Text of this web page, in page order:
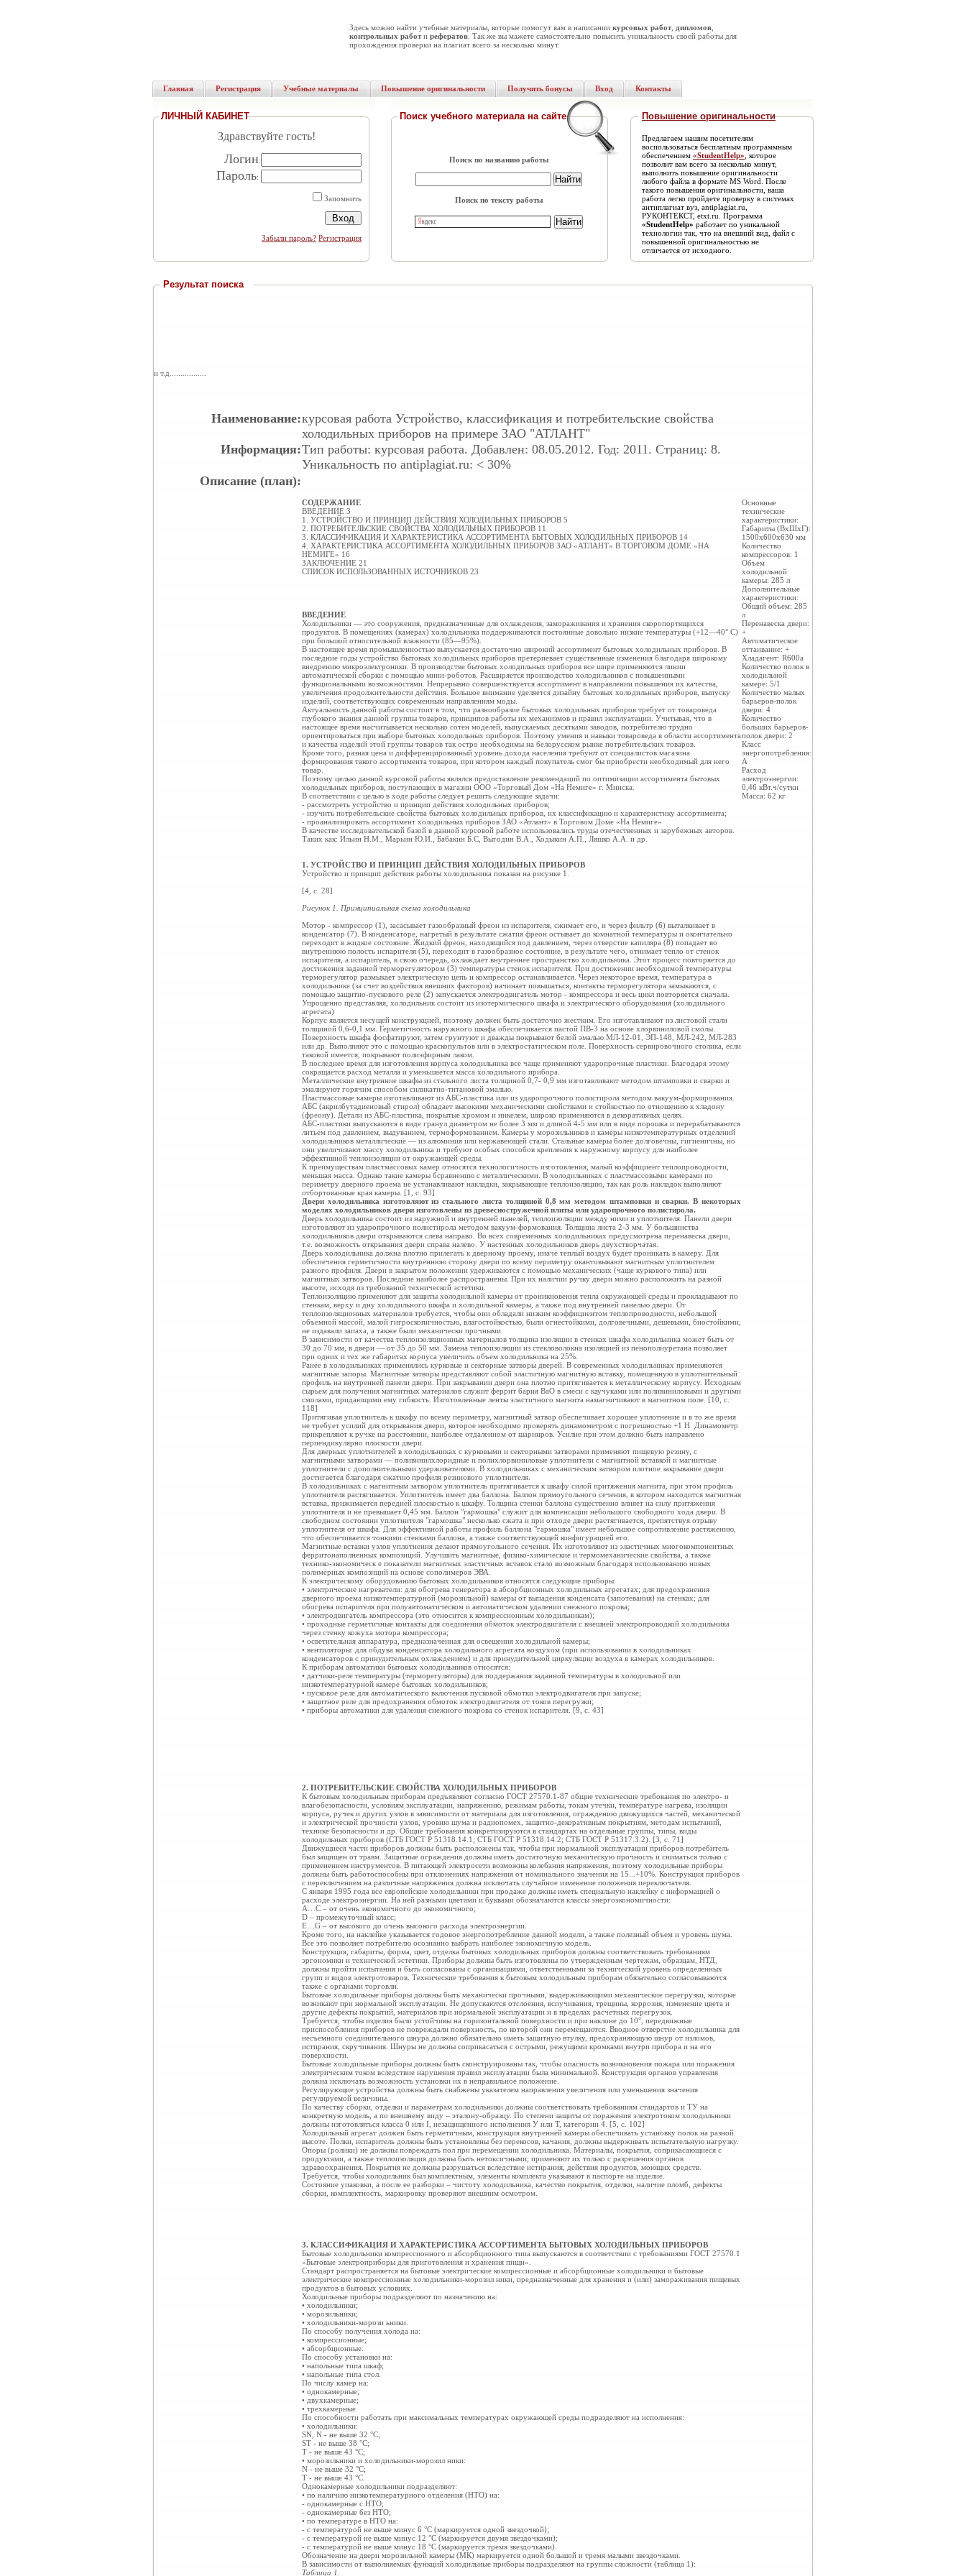
Здесь можно найти учебные материалы, которые помогут вам в написании курсовых работ, дипломов
контрольных работи рефератов . Так же вы мажете самостоятельно повысить уникальность своей работы для
прохождения проверки на плагиат всего за несколько минут.
Главная Регистрация Учебные материалы Повышение оригинальности Получить бонусы Вход Контакты
ЛИЧНЫЙ КАБИНЕТ
Здравствуйте гость!
Логин:
Пароль:
Запомнить
Забыли пароль? Регистрация
Поиск учебного материала на сайте
Поиск по названию работы
Поиск по тексту работы
Повышение оригинальности
Предлагаем нашим посетителям
воспользоваться бесплатным программным
обеспечением «StudentHelp» , которое
позволит вам всего за несколько минут,
выполнить повышение оригинальности
любого файла в формате MS Word. После
такого повышения оригинальности, ваша
работа легко пройдете проверку в системах
антиплагиат вуз, antiplagiat.ru,
РУКОНТЕКСТ, etxt.ru. Программа
«StudentHelp» работает по уникальной
технологии так, что на внешний вид, файл с
повышенной оригинальностью не
отличается от исходного.
Результат поиска
и т.д.................
Наименование:курсовая работа Устройство, классификация и потребительские свойства
холодильных приборов на примере ЗАО "АТЛАНТ"
Информация:Тип работы: курсовая работа. Добавлен: 08.05.2012. Год: 2011. Страниц: 8.
Уникальность по antiplagiat.ru: < 30%
Описание (план):
СОДЕРЖАНИЕ
ВВЕДЕНИЕ 3
1. УСТРОЙСТВО И ПРИНЦИП ДЕЙСТВИЯ ХОЛОДИЛЬНЫХ ПРИБОРОВ 5
2. ПОТРЕБИТЕЛЬСКИЕ СВОЙСТВА ХОЛОДИЛЬНЫХ ПРИБОРОВ 11
3. КЛАССИФИКАЦИЯ И ХАРАКТЕРИСТИКА АССОРТИМЕНТА БЫТОВЫХ ХОЛОДИЛЬНЫХ ПРИБОРОВ 14
4. ХАРАКТЕРИСТИКА АССОРТИМЕНТА ХОЛОДИЛЬНЫХ ПРИБОРОВ ЗАО «АТЛАНТ» В ТОРГОВОМ ДОМЕ «НА
НЕМИГЕ» 16
ЗАКЛЮЧЕНИЕ 21
СПИСОК ИСПОЛЬЗОВАННЫХ ИСТОЧНИКОВ 23
ВВЕДЕНИЕ
Холодильники — это сооружения, предназначенные для охлаждения, замораживания и хранения скоропортящихся
продуктов. В помещениях (камерах) холодильника поддерживаются постоянные довольно низкие температуры (+12—40° С)
при большой относительной влажности (85—95%).
В настоящее время промышленностью выпускается достаточно широкий ассортимент бытовых холодильных приборов. В
последние годы устройство бытовых холодильных приборов претерпевает существенные изменения благодаря широкому
внедрению микроэлектроники. В производстве бытовых холодильных приборов все шире применяются линии
автоматической сборки с помощью мини-роботов. Расширяется производство холодильников с повышенными
функциональными возможностями. Непрерывно совершенствуется ассортимент в направлении повышения их качества,
увеличения продолжительности действия. Большое внимание уделяется дизайну бытовых холодильных приборов, выпуску
изделий, соответствующих современным направлениям моды.
Актуальность данной работы состоит в том, что разнообразие бытовых холодильных приборов требует от товароведа
глубокого знания данной группы товаров, принципов работы их механизмов и правил эксплуатации. Учитывая, что в
настоящее время насчитывается несколько сотен моделей, выпускаемых десятками заводов, потребителю трудно
ориентироваться при выборе бытовых холодильных приборов. Поэтому умения и навыки товароведа в области ассортимента
и качества изделий этой группы товаров так остро необходимы на белорусском рынке потребительских товаров.
Кроме того, разная цена и дифференцированный уровень дохода населения требуют от специалистов магазина
формирования такого ассортимента товаров, при котором каждый покупатель смог бы приобрести необходимый для него
товар.
Поэтому целью данной курсовой работы являлся предоставление рекомендаций по оптимизации ассортимента бытовых
холодильных приборов, поступающих в магазин ООО «Торговый Дом «На Немиге» г. Минска.
В соответствии с целью в ходе работы следует решить следующие задачи:
- рассмотреть устройство и принцип действия холодильных приборов;
- изучить потребительские свойства бытовых холодильных приборов, их классификацию и характеристику ассортимента;
- проанализировать ассортимент холодильных приборов ЗАО «Атлант» в Торговом Доме «На Немиге»
В качестве исследовательской базой в данной курсовой работе использовались труды отечественных и зарубежных авторов.
Таких как: Ильин Н.М., Марьин Ю.И., Бабакин Б.С, Выгодин В.А., Ходыкин А.П., Ляшко А.А. и др.
1. УСТРОЙСТВО И ПРИНЦИП ДЕЙСТВИЯ ХОЛОДИЛЬНЫХ ПРИБОРОВ
Устройство и принцип действия работы холодильника показан на рисунке 1.
[4, с. 28]
Рисунок 1. Принципиальная схема холодильника
Мотор - компрессор (1), засасывает газообразный фреон из испарителя, сжимает его, и через фильтр (6) выталкивает в
конденсатор (7). В конденсаторе, нагретый в результате сжатия фреон остывает до комнатной температуры и окончательно
переходит в жидкое состояние. Жидкий фреон, находящийся под давлением, через отверстие капиляра (8) попадает во
внутреннюю полость испарителя (5), переходит в газообразное состояние, в результате чего, отнимает тепло от стенок
испарителя, а испаритель, в свою очередь, охлаждает внутреннее пространство холодильника. Этот процесс повторяется до
достижения заданной терморегулятором (3) температуры стенок испарителя. При достижении необходимой температуры
терморегулятор размыкает электрическую цепь и компрессор останавливается. Через некоторое время, температура в
холодильнике (за счет воздействия внешних факторов) начинает повышаться, контакты терморегулятора замыкаются, с
помощью защитно-пускового реле (2) запускается электродвигатель мотор - компрессора и весь цикл повторяется сначала.
Упрощенно представляя, холодильник состоит из изотермического шкафа и электрического оборудования (холодильного
агрегата)
Корпус является несущей конструкцией, поэтому должен быть достаточно жестким. Его изготавливают из листовой стали
толщиной 0,6-0,1 мм. Герметичность наружного шкафа обеспечивается пастой ПВ-3 на основе хлорвиниловой смолы.
Поверхность шкафа фосфатируют, затем грунтуют и дважды покрывают белой эмалью МЛ-12-01, ЭП-148, МЛ-242, МЛ-283
или др. Выполняют это с помощью краскопультов или в электростатическом поле. Поверхность сервировочного столика, если
таковой имеется, покрывают полиэфирным лаком.
В последнее время для изготовления корпуса холодильника все чаще применяют ударопрочные пластики. Благодаря этому
сокращается расход металла и уменьшается масса холодильного прибора.
Металлические внутренние шкафы из стального листа толщиной 0,7- 0,9 мм изготавливают методом штамповки и сварки и
эмалируют горячим способом силикатно-титановой эмалью.
Пластмассовые камеры изготавливают из АБС-пластика или из ударопрочного полистирола методом вакуум-формирования.
АБС (акрилбутадиеновый стирол) обладает высокими механическими свойствами и стойкостью по отношению к хладону
(фреону). Детали из АБС-пластика, покрытые хромом и никелем, широко применяются в декоративных целях.
АБС-пластики выпускаются в виде гранул диаметром не более 3 мм и длиной 4-5 мм или в виде порошка и перерабатываются
литьем под давлением, выдуванием, термоформованием. Камеры у морозильников и камеры низкотемпературных отделений
холодильников металлические — из алюминия или нержавеющей стали. Стальные камеры более долговечны, гигиеничны, но
они увеличивают массу холодильника и требуют особых способов крепления к наружному корпусу для наиболее
эффективной теплоизоляции от окружающей среды.
К преимуществам пластмассовых камер относятся технологичность изготовления, малый коэффициент теплопроводности,
меньшая масса. Однако такие камеры бсравнению с металлическими. В холодильниках с пластмассовыми камерами по
периметру дверного проема не устанавливают накладки, закрывающие теплоизоляцию, так как роль накладок выполняют
отбортованные края камеры. [1, с. 93]
Двери холодильника изготовляют из стального листа толщиной 0,8 мм методом штамповки и сварки. В некоторых
моделях холодильников двери изготовлены из древесностружечной плиты или ударопрочного полистирола.
Дверь холодильника состоит из наружной и внутренней панелей, теплоизоляции между ними и уплотнителя. Панели двери
изготовляют из ударопрочного полистирола методом вакуум-формования. Толщина листа 2-3 мм. У большинства
холодильников двери открываются слева направо. Во всех современных холодильниках предусмотрена перенавеска двери,
т.е. возможность открывания двери справа налево. У настенных холодильников дверь двухстворчатая.
Дверь холодильника должна плотно прилегать к дверному проему, иначе теплый воздух будет проникать в камеру. Для
обеспечения герметичности внутреннюю сторону двери по всему периметру окантовывают магнитным уплотнителем
разного профиля. Двери в закрытом положении удерживаются с помощью механических (чаще куркового типа) или
магнитных затворов. Последние наиболее распространены. При их наличии ручку двери можно расположить на разной
высоте, исходя из требований технической эстетики.
Теплоизоляцию применяют для защиты холодильной камеры от проникновения тепла окружающей среды и прокладывают по
стенкам, верху и дну холодильного шкафа и холодильной камеры, а также под внутренней панелью двери. От
теплоизоляционных материалов требуется, чтобы они обладали низким коэффициентом теплопроводности, небольшой
объемной массой, малой гигроскопичностью, влагостойкостью, были огнестойкими, долговечными, дешевыми, биостойкими,
не издавали запаха, а также были механически прочными.
В зависимости от качества теплоизоляционных материалов толщина изоляции в стенках шкафа холодильника может быть от
30 до 70 мм, в двери — от 35 до 50 мм. Замена теплоизоляции из стекловолокна изоляцией из пенополиуретана позволяет
при одних и тех же габаритах корпуса увеличить объем холодильника на 25%.
Ранее в холодильниках применялись курковые и секторные затворы дверей. В современных холодильниках применяются
магнитные запоры. Магнитные затворы представляют собой эластичную магнитную вставку, помещенную в уплотнительный
профиль на внутренней панели двери. При закрывании двери она плотно притягивается к металлическому корпусу. Исходным
сырьем для получения магнитных материалов служит феррит бария ВаО в смеси с каучуками или поливиниловыми и другими
смолами, придающими ему гибкость. Изготовленные ленты эластичного магнита намагничивают в магнитном поле. [10, с.
118]
Притягивая уплотнитель к шкафу по всему периметру, магнитный затвор обеспечивает хорошее уплотнение и в то же время
не требует усилий для открывания двери, которое необходимо проверять динамометром с погрешностью +1 Н. Динамометр
прикрепляют к ручке на расстоянии, наиболее отдаленном от шарниров. Усилие при этом должно быть направлено
перпендикулярно плоскости двери.
Для дверных уплотнителей в холодильниках с курковыми и секторными затворами применяют пищевую резину, с
магнитными затворами — поливинилхлоридные и полихлорвиниловые уплотнители с магнитной вставкой и магнитные
уплотнители с дополнительными удерживателями. В холодильниках с механическим затвором плотное закрывание двери
достигается благодаря сжатию профиля резинового уплотнителя.
В холодильниках с магнитным затвором уплотнитель притягивается к шкафу силой притяжения магнита, при этом профиль
уплотнителя растягивается. Уплотнитель имеет два баллона. Баллон прямоугольного сечения, в котором находится магнитная
вставка, прижимается передней плоскостью к шкафу. Толщина стенки баллона существенно влияет на силу притяжения
уплотнителя и не превышает 0,45 мм. Баллон "гармошка" служит для компенсации небольшого свободного хода двери. В
свободном состоянии уплотнителя "гармошка" несколько сжата и при отходе двери растягивается, препятствуя отрыву
уплотнителя от шкафа. Для эффективной работы профиль баллона "гармошка" имеет небольшое сопротивление растяжению,
что обеспечивается тонкими стенками баллона, а также соответствующей конфигурацией его.
Магнитные вставки узлов уплотнения делают прямоугольного сечения. Их изготовляют из эластичных многокомпонентных
ферритонаполненных композиций. Улучшить магнитные, физико-химические и термомеханические свойства, а также
технико-экономическ е показатели магнитных эластичных вставок стало возможным благодаря использованию новых
полимерных композиций на основе сополимеров ЭВА.
К электрическому оборудованию бытовых холодильников относятся следующие приборы:
• электрические нагреватели: для обогрева генератора в абсорбционных холодильных агрегатах; для предохранения
дверного проема низкотемпературной (морозильной) камеры от выпадения конденсата (запотевания) на стенках; для
обогрева испарителя при полуавтоматическом и автоматическом удалении снежного покрова;
• электродвигатель компрессора (это относится к компрессионным холодильникам);
• проходные герметичные контакты для соединения обмоток электродвигателя с внешней электропроводкой холодильника
через стенку кожуха мотора компрессора;
• осветительная аппаратура, предназначенная для освещения холодильной камеры;
• вентиляторы: для обдува конденсатора холодильного агрегата воздухом (при использовании в холодильниках
конденсаторов с принудительным охлаждением) и для принудительной циркуляции воздуха в камерах холодильников.
К приборам автоматики бытовых холодильников относятся:
• датчики-реле температуры (терморегуляторы) для поддержания заданной температуры в холодильной или
низкотемпературной камере бытовых холодильников;
• пусковое реле для автоматического включения пусковой обмотки электродвигателя при запуске;
• защитное реле для предохранения обмоток электродвигателя от токов перегрузки;
• приборы автоматики для удаления снежного покрова со стенок испарителя. [9, с. 43]
2. ПОТРЕБИТЕЛЬСКИЕ СВОЙСТВА ХОЛОДИЛЬНЫХ ПРИБОРОВ
К бытовым холодильным приборам предъявляют согласно ГОСТ 27570.1-87 общие технические требования по электро- и
влагобезопасности, условиям эксплуатации, напряжению, режимам работы, токам утечки, температуре нагрева, изоляции
корпуса, ручек и других узлов в зависимости от материала для изготовления, ограждению движущихся частей, механической
и электрической прочности узлов, уровню шума и радиопомех, защитно-декоративным покрытиям, методам испытаний,
технике безопасности и др. Общие требования конкретизируются в стандартах на отдельные группы, типы, виды
холодильных приборов (СТБ ГОСТ Р 51318.14.1; СТБ ГОСТ Р 51318.14.2; СТБ ГОСТ Р 51317.3.2). [3, с. 71]
Движущиеся части приборов должны быть расположены так, чтобы при нормальной эксплуатации приборов потребитель
был защищен от травм. Защитные ограждения должны иметь достаточную механическую прочность и сниматься только с
применением инструментов. В питающей электросети возможны колебания напряжения, поэтому холодильные приборы
должны быть работоспособны при отклонениях напряжения от номинального значения на 15...+10%. Конструкция приборов
с переключением на различные напряжения должна исключать случайное изменение положения переключателя.
С января 1995 года все европейские холодильники при продаже должны иметь специальную наклейку с информацией о
расходе электроэнергии. На ней разными цветами и буквами обозначаются классы энергоэкономичности:
А…С – от очень экономичного до экономичного;
D – промежуточный класс;
E…G – от высокого до очень высокого расхода электроэнергии.
Кроме того, на наклейке указывается годовое энергопотребление данной модели, а также полезный объем и уровень шума.
Все это позволяет потребителю осознанно выбрать наиболее экономичную модель.
Конструкция, габариты, форма, цвет, отделка бытовых холодильных приборов должны соответствовать требованиям
эргономики и технической эстетики. Приборы должны быть изготовлены по утвержденным чертежам, образцам, НТД,
должны пройти испытания и быть согласованы с организациями, ответственными за технический уровень определенных
групп и видов электротоваров. Технические требования к бытовым холодильным приборам обязательно согласовываются
также с органами торговли.
Бытовые холодильные приборы должны быть механически прочными, выдерживающими механические перегрузки, которые
возникают при нормальной эксплуатации. Не допускаются отслоения, вспучивания, трещины, коррозия, изменение цвета и
другие дефекты покрытий, материалов при нормальной эксплуатации и в пределах расчетных перегрузок.
Требуется, чтобы изделия были устойчивы на горизонтальной поверхности и при наклоне до 10°, передвижные
приспособления приборов не повреждали поверхность, по которой они перемещаются. Вводное отверстие холодильника для
несъемного соединительного шнура должно обязательно иметь защитную втулку, предохраняющую шнур от изломов,
истирания, скручивания. Шнуры не должны соприкасаться с острыми, режущими кромками внутри прибора и на его
поверхности.
Бытовые холодильные приборы должны быть сконструированы так, чтобы опасность возникновения пожара или поражения
электрическим током вследствие нарушения правил эксплуатации была минимальной. Конструкция органов управления
должна исключать возможность установки их в неправильное положение.
Регулирующие устройства должны быть снабжены указателем направления увеличения или уменьшения значения
регулируемой величины.
По качеству сборки, отделки и параметрам холодильники должны соответствовать требованиям стандартов и ТУ на
конкретную модель, а по внешнему виду – эталону-образцу. По степени защиты от поражения электротоком холодильники
должны изготовляться класса 0 или I, незащищенного исполнения У или Т, категории 4. [5, с. 102]
Холодильный агрегат должен быть герметичным, конструкция внутренней камеры обеспечивать установку полок на разной
высоте. Полки, испаритель должны быть установлены без перекосов, качания, должны выдерживать испытательную нагрузку.
Опоры (ролики) не должны повреждать пол при перемещении холодильника. Материалы, покрытия, соприкасающиеся с
продуктами, а также теплоизоляция должны быть нетоксичными; применяют их только с разрешения органов
здравоохранения. Покрытия не должны разрушаться вследствие истирания, действия продуктов, моющих средств.
Требуется, чтобы холодильник был комплектным, элементы комплекта указывают в паспорте на изделие.
Состояние упаковки, а после ее разборки – чистоту холодильника, качество покрытия, отделки, наличие пломб, дефекты
сборки, комплектность, маркировку проверяют внешним осмотром.
3. КЛАССИФИКАЦИЯ И ХАРАКТЕРИСТИКА АССОРТИМЕНТА БЫТОВЫХ ХОЛОДИЛЬНЫХ ПРИБОРОВ
Бытовые холодильники компрессионного и абсорбционного типа выпускаются в соответствии с требованиями ГОСТ 27570.1
«Бытовые электроприборы для приготовления и хранения пищи».
Стандарт распространяется на бытовые электрические компрессионные и абсорбционные холодильники и бытовые
электрические компрессионные холодильники-морозил ники, предназначенные для хранения и (или) замораживания пищевых
продуктов в бытовых условиях.
Холодильные приборы подразделяют по назначению на:
• холодильники;
• морозильники;
• холодильники-морози ьники.
По способу получения холода на:
• компрессионные;
• абсорбционные.
По способу установки на:
• напольные типа шкаф;
• напольные типа стол.
По числу камер на:
• однокамерные;
• двухкамерные;
• трехкамерные.
По способности работать при максимальных температурах окружающей среды подразделяют на исполнения:
• холодильники:
SN, N - не выше 32 °С;
ST - не выше 38 °С;
Т - не выше 43 °С;
• морозильники и холодильники-морозил ники:
N - не выше 32 °С;
Т - не выше 43 °С.
Однокамерные холодильники подразделяют:
• по наличию низкотемпературного отделения (НТО) на:
- однокамерные с НТО;
- однокамерные без НТО;
• по температуре в НТО на:
- с температурой не выше минус 6 °С (маркируется одной звездочкой);
- с температурой не выше минус 12 °С (маркируется двумя звездочками);
- с температурой не выше минус 18 °С (маркируется тремя звездочками).
Обозначение на двери морозильной камеры (МК) маркируется одной большой и тремя малыми звездочками.
В зависимости от выполняемых функций холодильные приборы подразделяют на группы сложности (таблица 1):
Таблица 1.
Основные
технические
характеристики:
Габариты (ВхШхГ):
1500х600х630 мм
Количество
компрессоров: 1
Объем
холодильной
камеры: 285 л
Дополнительные
характеристики:
Общий объем: 285
л
Перенавеска двери:
+
Автоматическое
оттаивание: +
Хладагент: R600a
Количество полок в
холодильной
камере: 5/1
Количество малых
барьеров-полок
двери: 4
Количество
больших барьеров-
полок двери: 2
Класс
энергопотребления:
A
Расход
электроэнергии:
0,46 кВт.ч/сутки
Масса: 62 кг